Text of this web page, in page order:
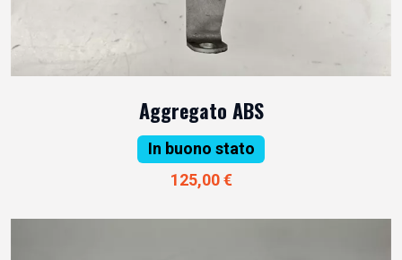
Aggregato ABS
In buono stato
125,00 €